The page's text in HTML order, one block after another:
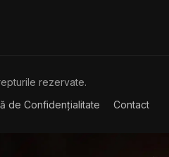
rezervate.
de Confidențialitate Contact